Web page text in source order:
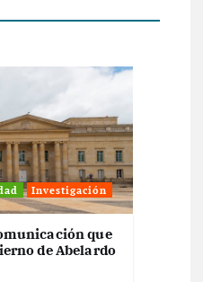
Investigación
que
de Abelardo